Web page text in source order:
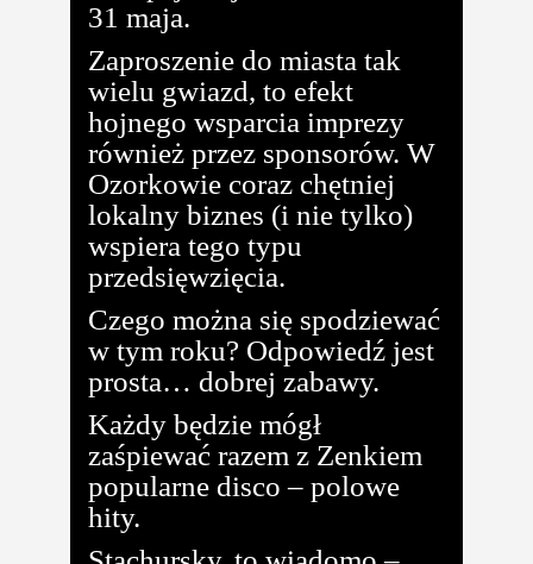
31 maja.
Zaproszenie do miasta tak
wielu gwiazd, to efekt
hojnego wsparcia imprezy
również przez sponsorów. W
Ozorkowie coraz chętniej
lokalny biznes (i nie tylko)
wspiera tego typu
przedsięwzięcia.
Czego można się spodziewać
w tym roku? Odpowiedź jest
prosta… dobrej zabawy.
Każdy będzie mógł
zaśpiewać razem z Zenkiem
popularne disco – polowe
hity.